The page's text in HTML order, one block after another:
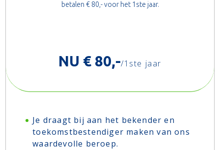
betalen € 80,- voor het 1ste jaar.
NU € 80,-/1ste jaar
Je draagt bij aan het bekender en
toekomstbestendiger maken van ons
waardevolle beroep.